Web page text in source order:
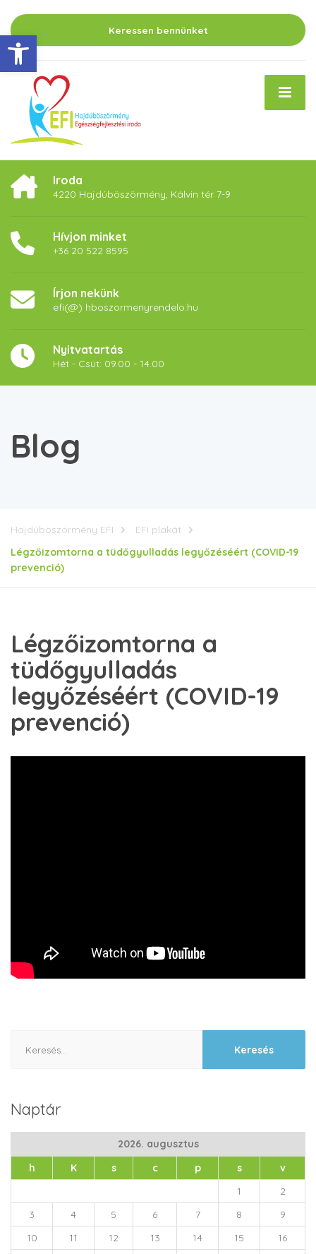
Eszköztár megnyitása
Keressen bennünket
Iroda
4220 Hajdúböszörmény, Kálvin tér 7-9
Hívjon minket
+36 20 522 8595
Írjon nekünk
efi(@) hboszormenyrendelo.hu
Nyitvatartás
Hét - Csüt: 09.00 - 14.00
Blog
Hajdúböszörmény EFI
EFI plakát
Légzőizomtorna a tüdőgyulladás legyőzéséért (COVID-19
prevenció)
Légzőizomtorna a
tüdőgyulladás
legyőzéséért (COVID-19
prevenció)
Naptár
2026. augusztus
h
K s c p s
v
1
2
3
4 5 6 7 8
9
10
11 12 13 14 15
16